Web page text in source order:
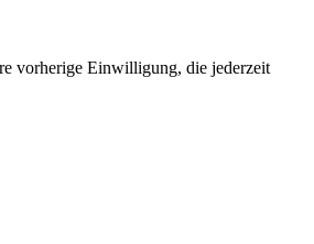
vorherige Einwilligung, die jederzeit